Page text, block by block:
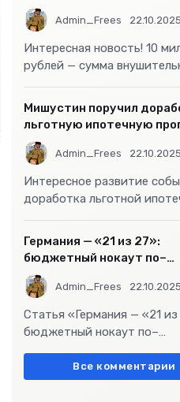
«Бизнес»
Admin_Frees 22.10.2025
Интересная новость! 10
рублей — сумма
не
Мишустин поручил
льготную ипотечную
- «Бизнес»
Admin_Frees 22.10.2025
Интересное развитие
доработка льготной
стать
Германия — «21 из 27»:
бюджетный нокаут по–
европейски
Admin_Frees 22.10.2025
Статья «Германия — «21 из
бюджетный нокаут по–
подчеркивает остроту
Все комментарии